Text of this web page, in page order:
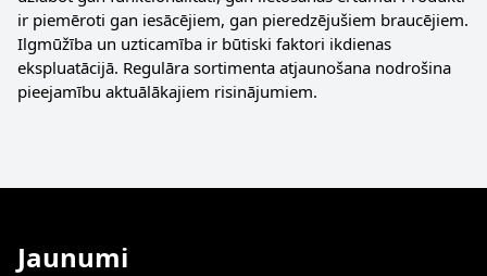
ir piemēroti gan iesācējiem, gan pieredzējušiem braucējiem.
Ilgmūžība un uzticamība ir būtiski faktori ikdienas
ekspluatācijā. Regulāra sortimenta atjaunošana nodrošina
pieejamību aktuālākajiem risinājumiem.
Jaunumi